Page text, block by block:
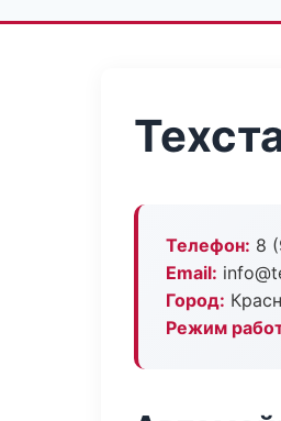
Телефон: 8
Email:
Город:
Режим